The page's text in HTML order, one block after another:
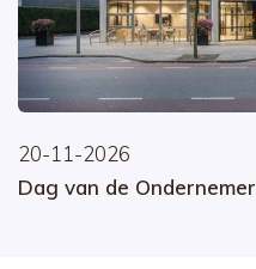
20-11-2026
Dag van de Ondernemer